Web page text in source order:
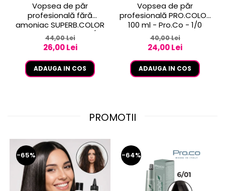
Vopsea de păr
profesională fără
amoniac SUPERB.COLOR
100 ml - Pro.Co - 10/1
BLOND EXTRA DESCHIS
CENUSIU
44,00 Lei
26,00 Lei
ADAUGA IN COS
Vopsea de păr
profesională PRO.COLOR
100 ml - Pro.Co - 1/0
NEGRU
40,00 Lei
24,00 Lei
ADAUGA IN COS
PROMOTII
-65% -64%